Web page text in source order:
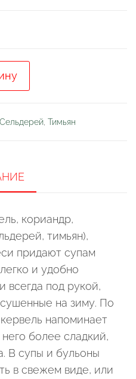
Сельдерей, Тимьян
кориандр,
тимьян),
придают супам
и удобно
всегда под рукой,
на зиму. По
напоминает
более сладкий,
В супы и бульоны
в свежем виде, или